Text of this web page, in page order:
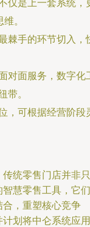
仅是上一套系统，
。
棘手的环节切入，
对面服务，数字化
带。
，可根据经营阶段
统零售门店并非只
慧零售工具，它们
，重塑核心竞争
划将中仑系统应用